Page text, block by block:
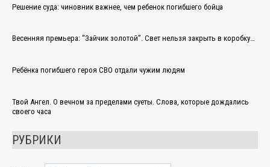
Решение суда: чиновник важнее, чем ребенок погибшего бойца
Весенняя премьера: “Зайчик золотой”. Свет нельзя закрыть в коробку…
Ребёнка погибшего героя СВО отдали чужим людям
Твой Ангел. О вечном за пределами суеты. Слова, которые дождались
своего часа
РУБРИКИ